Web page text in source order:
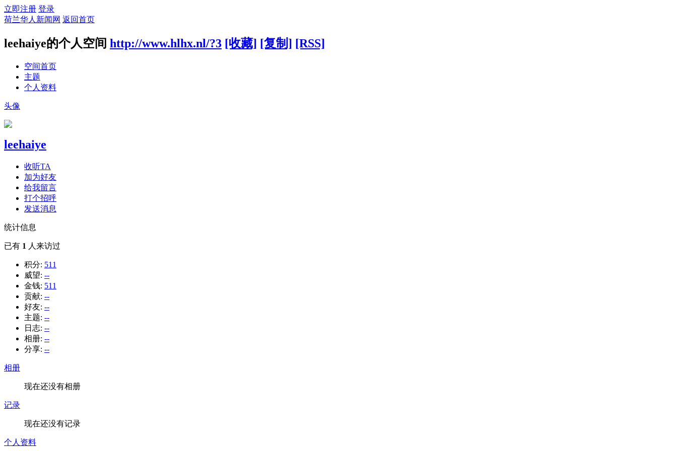
立即注册 登录
荷兰华人新闻网 返回首页
leehaiye的个人空间 http://www.hlhx.nl/?3 [收藏] [复制] [RSS]
空间首页
主题
个人资料
头像
leehaiye
收听TA
加为好友
给我留言
打个招呼
发送消息
统计信息
已有 1 人来访过
积分: 511
威望: --
金钱: 511
贡献: --
好友: --
主题: --
日志: --
相册: --
分享: --
相册
现在还没有相册
记录
现在还没有记录
个人资料